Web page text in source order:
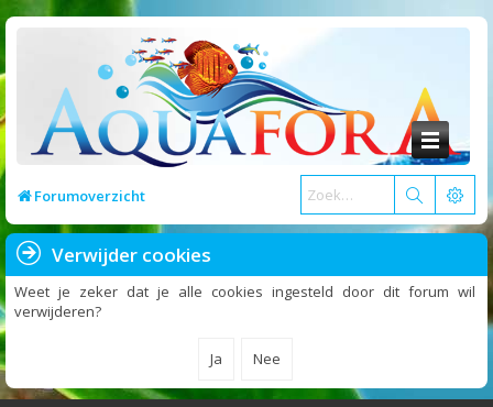
Forumoverzicht
Verwijder cookies
Weet je zeker dat je alle cookies ingesteld door dit forum wil
verwijderen?